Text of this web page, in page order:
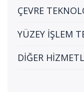
ÇEVRE
YÜZEY İŞLEM
DİĞER